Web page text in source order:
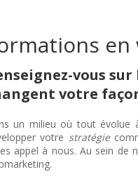
vous
votre
un milieu où tout évolue
votre stratégie
appel à nous. Au sein de